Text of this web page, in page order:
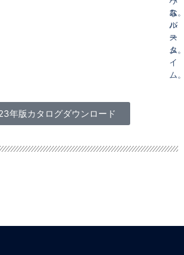
ス
ル
ー
ム
な
バ
ス
タ
イ
ム
ム
年版カタログダウンロード